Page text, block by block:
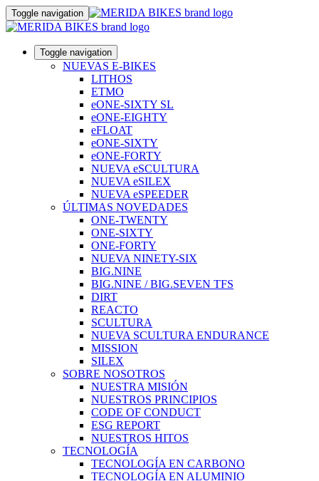
Toggle navigation
Toggle navigation
NUEVAS E-BIKES
LITHOS
ETMO
eONE-SIXTY SL
eONE-EIGHTY
eFLOAT
eONE-SIXTY
eONE-FORTY
NUEVA eSCULTURA
NUEVA eSILEX
NUEVA eSPEEDER
ÚLTIMAS NOVEDADES
ONE-TWENTY
ONE-SIXTY
ONE-FORTY
NUEVA NINETY-SIX
BIG.NINE
BIG.NINE / BIG.SEVEN TFS
DIRT
REACTO
SCULTURA
NUEVA SCULTURA ENDURANCE
MISSION
SILEX
SOBRE NOSOTROS
NUESTRA MISIÓN
NUESTROS PRINCIPIOS
CODE OF CONDUCT
ESG REPORT
NUESTROS HITOS
TECNOLOGÍA
TECNOLOGÍA EN CARBONO
TECNOLOGÍA EN ALUMINIO